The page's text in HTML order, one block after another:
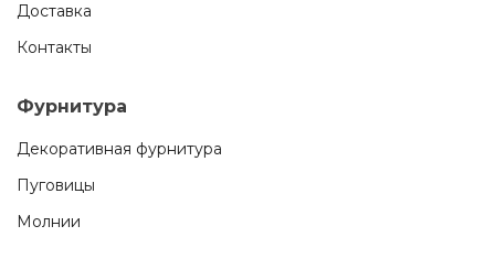
Доставка
Контакты
Фурнитура
Декоративная фурнитура
Пуговицы
Молнии